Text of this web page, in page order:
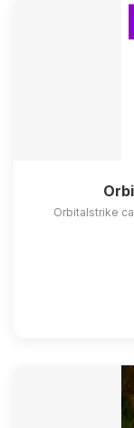
Orbitalstrike